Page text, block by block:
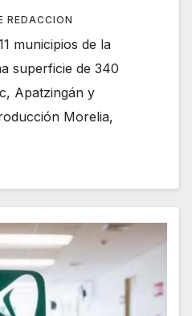
REDACCION
municipios de la
superficie de 340
Apatzingán y
Morelia,